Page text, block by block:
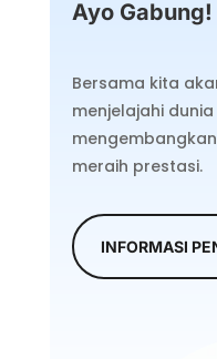
Ayo Gabung!
Bersama kita
menjelajahi
meraih prestasi.
INFORMASI